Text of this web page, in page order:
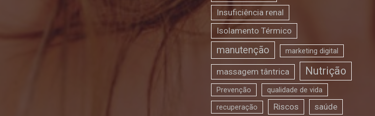
Insuficiência renal
Isolamento Térmico
manutenção marketing digital
massagem tântrica Nutrição
Prevenção qualidade de vida
recuperação Riscos
saúde